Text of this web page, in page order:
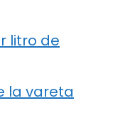
litro de
la vareta